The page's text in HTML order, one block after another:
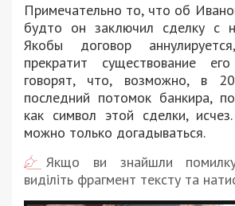
Примечательно то, что об
будто он заключил сделку с
Якобы договор
прекратит существование
говорят, что, возможно, в
последний потомок банкира,
как символ этой сделки,
можно только догадываться.
Якщо ви знайшли
виділіть фрагмент тексту та